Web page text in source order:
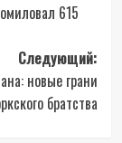
615
Следующий:
новые грани
братства